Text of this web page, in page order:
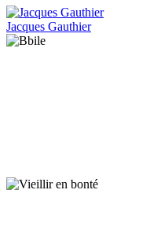
Jacques Gauthier